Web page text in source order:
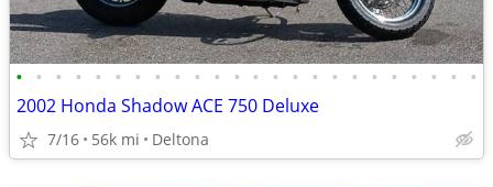
• • • • • • • • • • • • • • • • • • • • • • • •
2002 Honda Shadow ACE 750 Deluxe
7/16 56k mi Deltona